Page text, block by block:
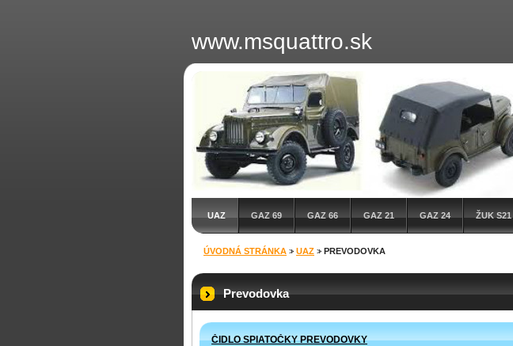
www.msquattro.sk
UAZ GAZ 69 GAZ 66 GAZ 21 GAZ 24 ŽUK S21
ÚVODNÁ STRÁNKA > UAZ > PREVODOVKA
Prevodovka
ČIDLO SPIATOČKY PREVODOVKY